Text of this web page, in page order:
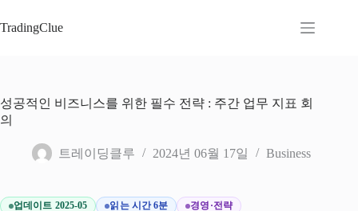
문
뛰
기
TradingClue
성공적인 비즈니스를 위한 필수 전략 : 주간 업무 지표 회
의
트레이딩클루 2024년 06월 17일 Business
업데이트 2025-05 읽는 시간 6분 경영·전략